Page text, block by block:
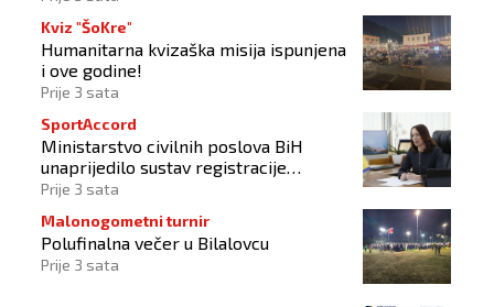
Kviz "ŠoKre"
Humanitarna kvizaška misija ispunjena
i ove godine!
Prije 3 sata
SportAccord
Ministarstvo civilnih poslova BiH
unaprijedilo sustav registracije
sportskih organizacija
Prije 3 sata
Malonogometni turnir
Polufinalna večer u Bilalovcu
Prije 3 sata